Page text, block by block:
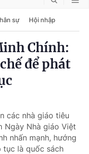
sự Hội nhập
Chính:
để phát
các nhà giáo tiêu
Ngày Nhà giáo Việt
nhấn mạnh, hướng
là quốc sách